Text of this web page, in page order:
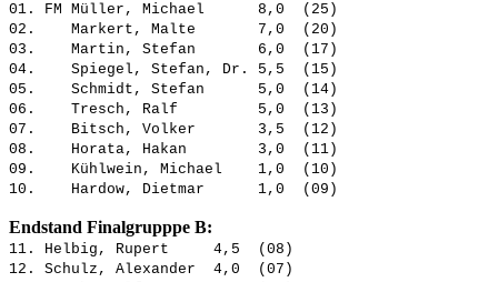
01. FM Müller, Michael 8,0 (25)
02. Markert, Malte 7,0 (20)
03. Martin, Stefan 6,0 (17)
04. Spiegel, Stefan, Dr. 5,5 (15)
05. Schmidt, Stefan 5,0 (14)
06. Tresch, Ralf 5,0 (13)
07. Bitsch, Volker 3,5 (12)
08. Horata, Hakan 3,0 (11)
09. Kühlwein, Michael 1,0 (10)
10. Hardow, Dietmar 1,0 (09)
Endstand Finalgrupppe B:
11. Helbig, Rupert 4,5 (08)
12. Schulz, Alexander 4,0 (07)